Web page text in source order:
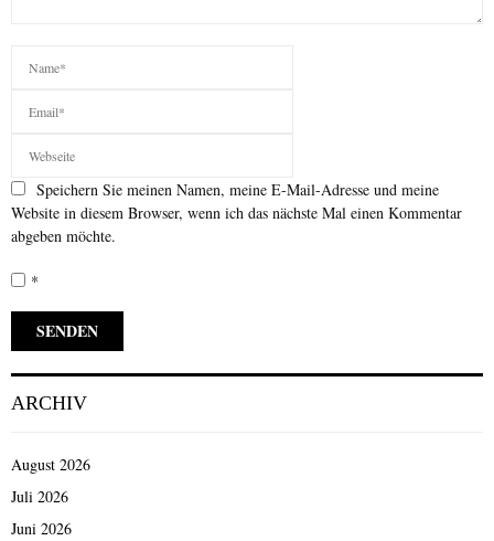
Speichern Sie meinen Namen, meine E-Mail-Adresse und meine
Website in diesem Browser, wenn ich das nächste Mal einen Kommentar
abgeben möchte.
*
ARCHIV
August 2026
Juli 2026
Juni 2026